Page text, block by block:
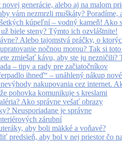
generácie, alebo aj na malom
vám nezmrzli muškáty?
kúpeľní – vodný kameň! Ako
biele steny? Týmto ich ozvláštnite!
Alebo tajomstvá práčky, o
nočnou morou? Tak si
zmiešať kávu, aby ste ju
– tipy a rady pre začiatočníkov
ihneď“ – unáhlený nákup
nakupovania cez internet.
pohovka komunikuje s kreslami
Ako správne vešať obrazy
Neusporiadane je správne
zárubní
aby boli mäkké a voňavé?
predsieň, aby bol v nej priestor čo